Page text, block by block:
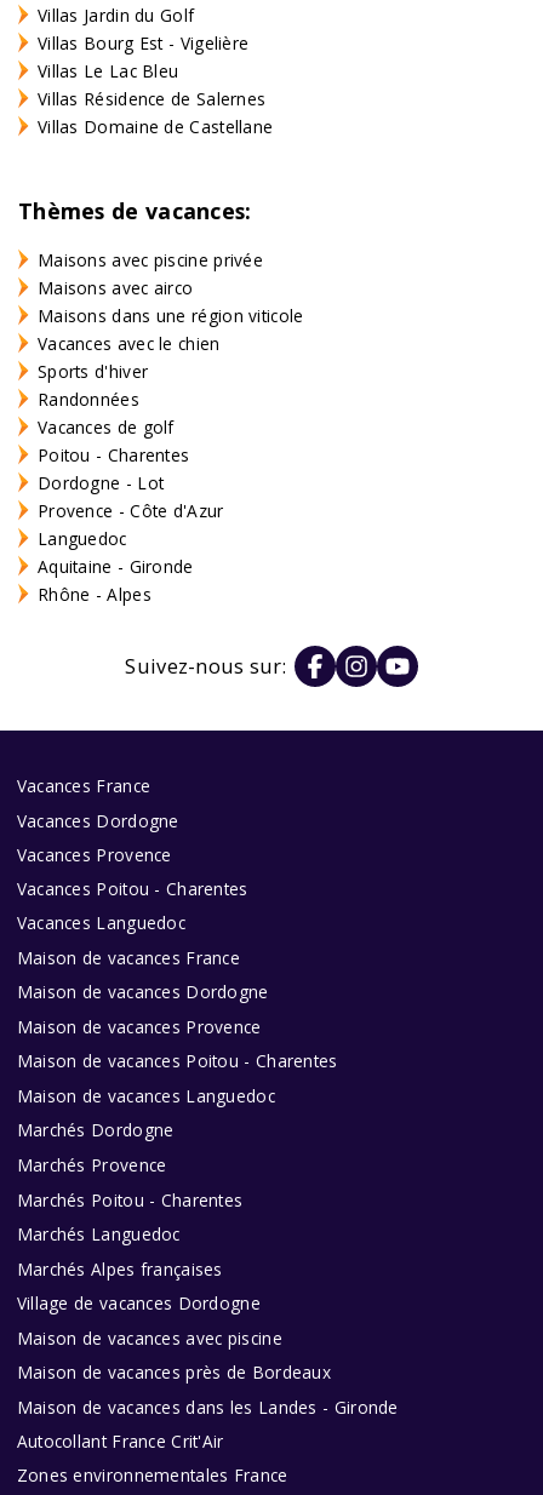
Villas Jardin du Golf
Villas Bourg Est - Vigelière
Villas Le Lac Bleu
Villas Résidence de Salernes
Villas Domaine de Castellane
Thèmes de vacances:
Maisons avec piscine privée
Maisons avec airco
Maisons dans une région viticole
Vacances avec le chien
Sports d'hiver
Randonnées
Vacances de golf
Poitou - Charentes
Dordogne - Lot
Provence - Côte d'Azur
Languedoc
Aquitaine - Gironde
Rhône - Alpes
Suivez-nous sur:
Vacances France
Vacances Dordogne
Vacances Provence
Vacances Poitou - Charentes
Vacances Languedoc
Maison de vacances France
Maison de vacances Dordogne
Maison de vacances Provence
Maison de vacances Poitou - Charentes
Maison de vacances Languedoc
Marchés Dordogne
Marchés Provence
Marchés Poitou - Charentes
Marchés Languedoc
Marchés Alpes françaises
Village de vacances Dordogne
Maison de vacances avec piscine
Maison de vacances près de Bordeaux
Maison de vacances dans les Landes - Gironde
Autocollant France Crit'Air
Zones environnementales France